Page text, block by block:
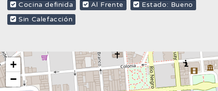
Cocina definida
Al Frente
Estado: Bueno
Sin Calefacción
+
−